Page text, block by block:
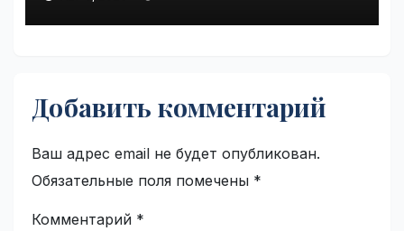
Добавить комментарий
Ваш адрес email не будет опубликован.
Обязательные поля помечены *
Комментарий *